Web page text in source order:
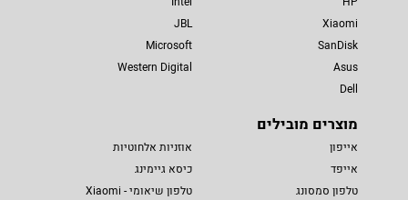
Xiaomi
SanDisk
Asus
Dell
JBL
Microsoft
Western Digital
מוצרים מובילים
אייפון
אייפד
טלפון סמסונג
אוזניות אלחוטיות
כיסא גיימינג
טלפון שיאומי - Xiaomi